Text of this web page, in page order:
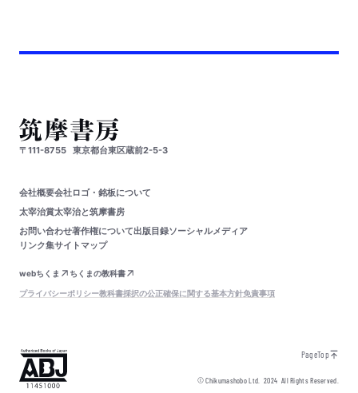
〒111-8755 東京都台東区蔵前2-5-3
会社概要会社ロゴ・銘板について
太宰治賞太宰治と筑摩書房
お問い合わせ著作権について出版目録ソーシャルメディア
リンク集サイトマップ
webちくま
ちくまの教科書
プライバシーポリシー教科書採択の公正確保に関する基本方針免責事項
PageTop
© Chikumashobo Ltd.2024 All Rights Reserved.